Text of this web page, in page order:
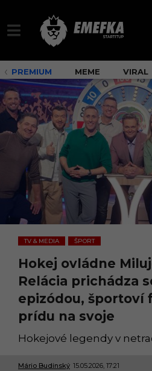
PREMIUM MEME VIRAL
TV & MEDIA
,
ŠPORT
Hokej ovládne
Relácia prichádza
epizódou, športoví
prídu na svoje
Hokejové legendy v
Mário Budinský 15.05.2026, 17:21
1